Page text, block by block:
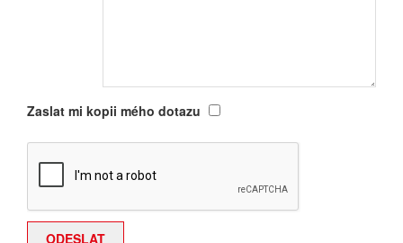
Zaslat mi kopii mého dotazu